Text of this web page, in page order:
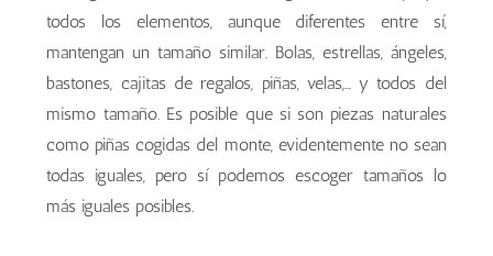
todos los elementos, aunque diferentes entre sí,
mantengan un tamaño similar. Bolas, estrellas, ángeles,
bastones, cajitas de regalos, piñas, velas,… y todos del
mismo tamaño. Es posible que si son piezas naturales
como piñas cogidas del monte, evidentemente no sean
todas iguales, pero sí podemos escoger tamaños lo
más iguales posibles.